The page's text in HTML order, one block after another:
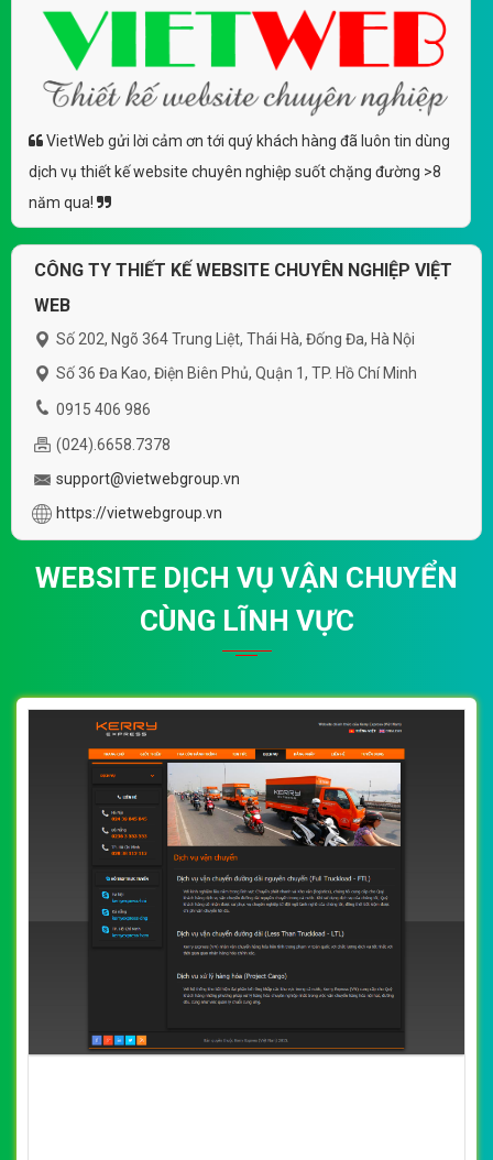
VietWeb gửi lời cảm ơn tới quý khách hàng đã luôn tin dùng
dịch vụ thiết kế website chuyên nghiệp suốt chặng đường >8
năm qua!
CÔNG TY THIẾT KẾ WEBSITE CHUYÊN NGHIỆP VIỆT
WEB
Số 202, Ngõ 364 Trung Liệt, Thái Hà, Đống Đa, Hà Nội
Số 36 Đa Kao, Điện Biên Phủ, Quận 1, TP. Hồ Chí Minh
0915 406 986
(024).6658.7378
support@vietwebgroup.vn
https://vietwebgroup.vn
WEBSITE DỊCH VỤ VẬN CHUYỂN
CÙNG LĨNH VỰC